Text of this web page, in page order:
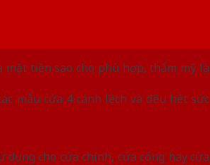
tiền sao cho phù hợp, thẩm mỹ là
mẫu cửa 4 cánh lệch và đều hết sức
cho cửa chính, cửa cổng hay cửa